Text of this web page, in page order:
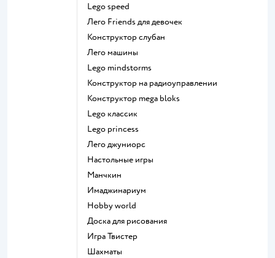
Lego speed
Лего Friends для девочек
Конструктор слубан
Лего машины
Lego mindstorms
Конструктор на радиоуправлении
Конструктор mega bloks
Lego классик
Lego princess
Лего джуниорс
Настольные игры
Манчкин
Имаджинариум
Hobby world
Доска для рисования
Игра Твистер
Шахматы